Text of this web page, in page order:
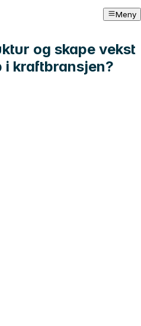
Meny
og skape vekst
i kraftbransjen?